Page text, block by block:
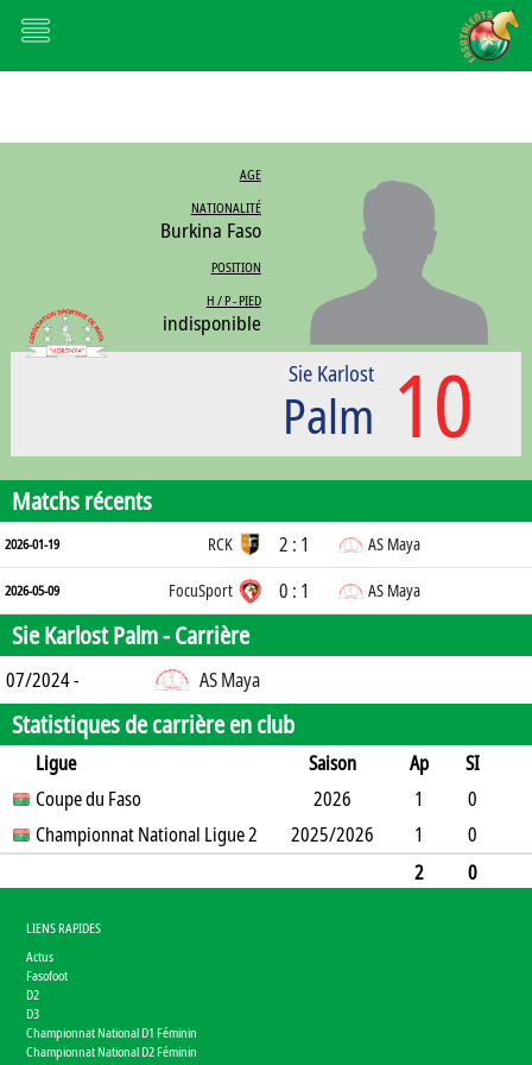
AGE
NATIONALITÉ
Burkina Faso
POSITION
H / P - PIED
indisponible
10
Sie Karlost
Palm
Matchs récents
2026-01-19 RCK 2 : 1 AS Maya
2026-05-09 FocuSport 0 : 1 AS Maya
Sie Karlost Palm -Carrière
07/2024 - AS Maya
Statistiques de carrière en club
Ligue Saison Ap
SI
SO
B B CR Min
Coupe du Faso 2026 1
0
1
0 0 0 0 0 70
Championnat National Ligue 2 2025/2026 1
0
572
0
LIENS RAPIDES
Actus
Fasofoot
D2
D3
Championnat National D1 Féminin
Championnat National D2 Féminin